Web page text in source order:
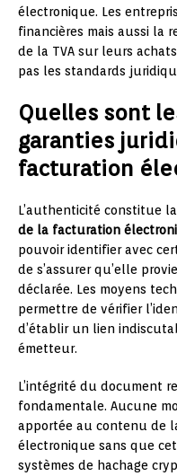
électronique. Les
financières mais aussi la
de la TVA sur leurs
pas les standards
Quelles sont
garanties
facturation
L’authenticité constitue
de la facturation
pouvoir identifier avec
de s’assurer qu’elle
déclarée. Les moyens
permettre de vérifier
d’établir un lien
émetteur.
L’intégrité du document
fondamentale. Aucune
apportée au contenu de
électronique sans que
systèmes de hachage